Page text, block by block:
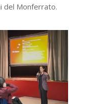
del Monferrato.